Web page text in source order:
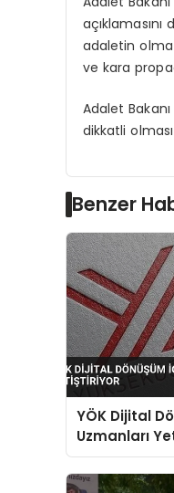
adaletin
ve kara
Adalet
dikkatli
Benzer
YÖK Dijital
Uzmanları